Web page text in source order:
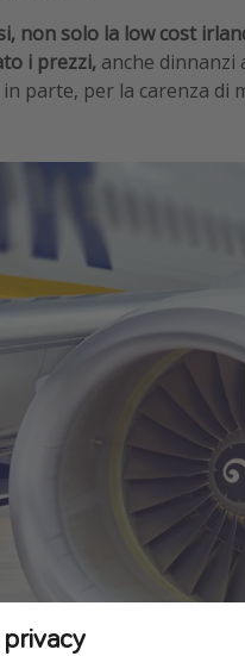
non solo la low cost
i prezzi, anche dinnanzi
parte, per la carenza di